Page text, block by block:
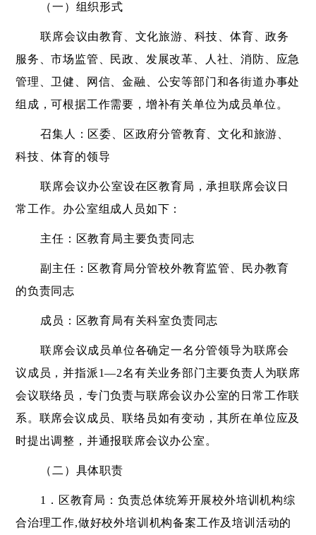
（一）组织形式
联席会议由教育、文化旅游、科技、体育、政务
服务、市场监管、民政、发展改革、人社、消防、应急
管理、卫健、网信、金融、公安等部门和各街道办事处
组成，可根据工作需要，增补有关单位为成员单位。
召集人：区委、区政府分管教育、文化和旅游、
科技、体育的领导
联席会议办公室设在区教育局，承担联席会议日
常工作。办公室组成人员如下：
主任：区教育局主要负责同志
副主任：区教育局分管校外教育监管、民办教育
的负责同志
成员：区教育局有关科室负责同志
联席会议成员单位各确定一名分管领导为联席会
议成员，并指派1—2名有关业务部门主要负责人为联席
会议联络员，专门负责与联席会议办公室的日常工作联
系。联席会议成员、联络员如有变动，其所在单位应及
时提出调整，并通报联席会议办公室。
（二）具体职责
1．区教育局：负责总体统筹开展校外培训机构综
合治理工作,做好校外培训机构备案工作及培训活动的